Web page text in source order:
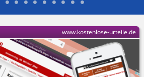
www.kostenlose-urteile.de